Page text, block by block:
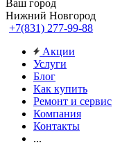
Ваш город
Нижний Новгород
+7(831) 277-99-88
Акции
Услуги
Блог
Как купить
Ремонт и сервис
Компания
Контакты
...